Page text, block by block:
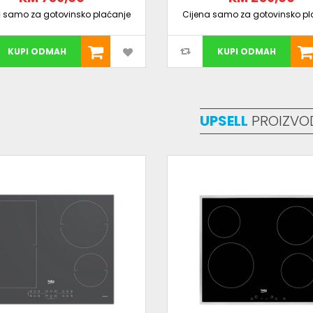
samo za gotovinsko plaćanje
KUPI ODMAH
Cijena samo za gotovinsko
KUPI ODMAH
UPSELL